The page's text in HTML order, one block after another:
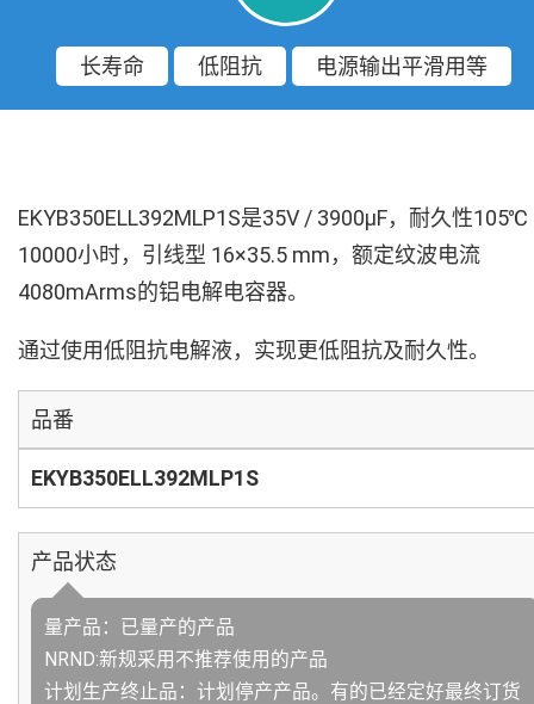
长寿命 低阻抗 电源输出平滑用等
EKYB350ELL392MLP1S是35V / 3900µF，耐久性105℃
10000小时，引线型 16×35.5 mm，额定纹波电流
4080mArms的铝电解电容器。
通过使用低阻抗电解液，实现更低阻抗及耐久性。
品番
EKYB350ELL392MLP1S
产品状态
量产品：已量产的产品
NRND:新规采用不推荐使用的产品
计划生产终止品：计划停产产品。有的已经定好最终订货